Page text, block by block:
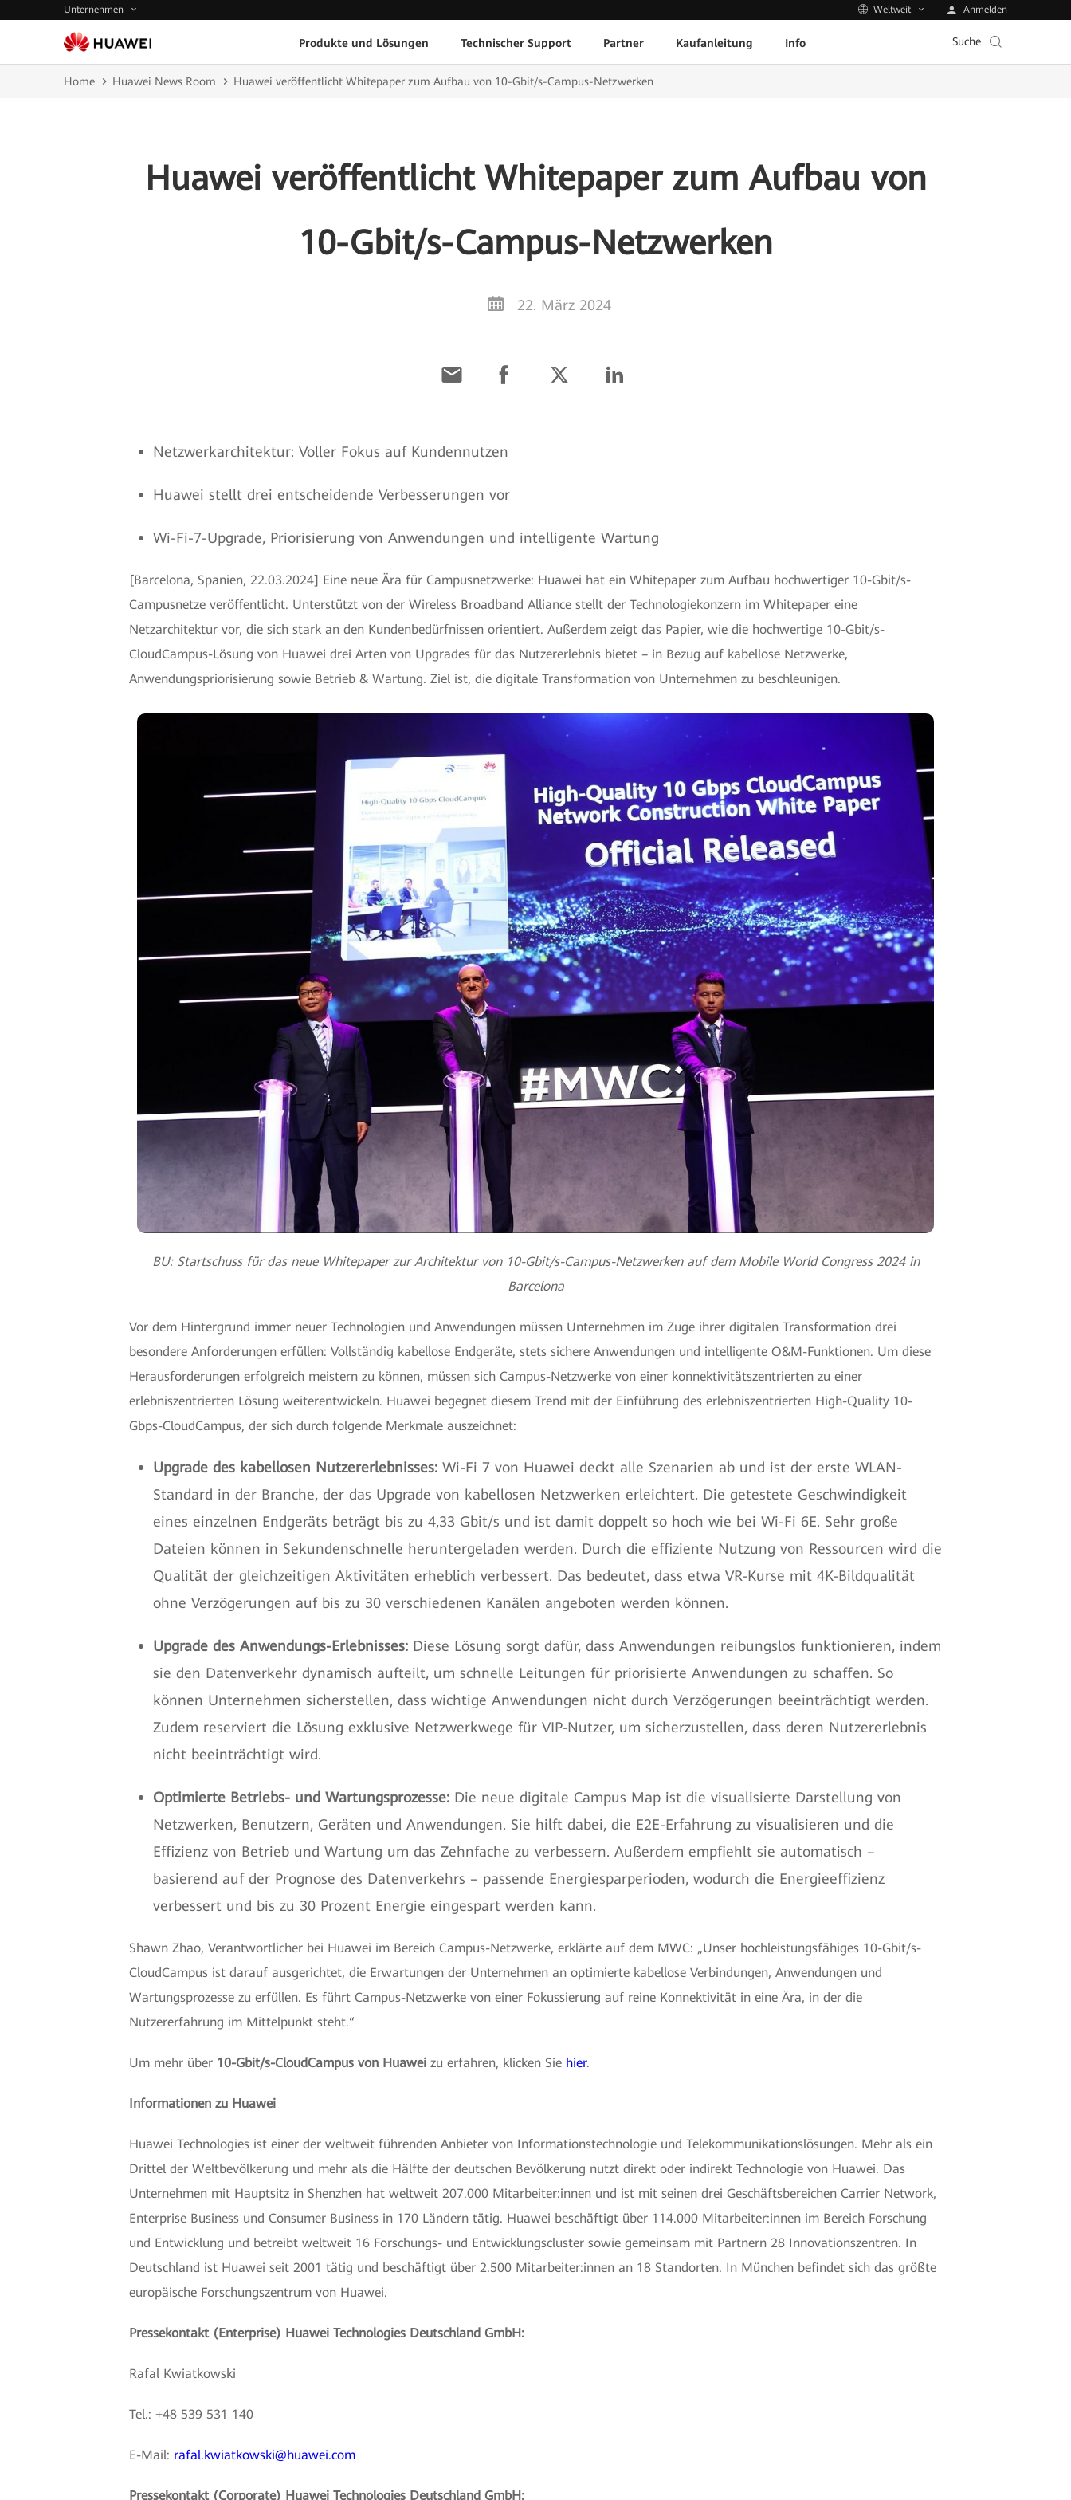
Unternehmen Weltweit Anmelden
Produkte und Lösungen Technischer Support Partner Kaufanleitung Info Suche
Home Huawei News Room Huawei veröffentlicht Whitepaper zum Aufbau von 10-Gbit/s-Campus-Netzwerken
Huawei veröffentlicht Whitepaper zum Aufbau von
10-Gbit/s-Campus-Netzwerken
22. März 2024
Netzwerkarchitektur: Voller Fokus auf Kundennutzen
Huawei stellt drei entscheidende Verbesserungen vor
Wi-Fi-7-Upgrade, Priorisierung von Anwendungen und intelligente Wartung
[Barcelona, Spanien, 22.03.2024] Eine neue Ära für Campusnetzwerke: Huawei hat ein Whitepaper zum Aufbau hochwertiger 10-Gbit/s-
Campusnetze veröffentlicht. Unterstützt von der Wireless Broadband Alliance stellt der Technologiekonzern im Whitepaper eine
Netzarchitektur vor, die sich stark an den Kundenbedürfnissen orientiert. Außerdem zeigt das Papier, wie die hochwertige 10-Gbit/s-
CloudCampus-Lösung von Huawei drei Arten von Upgrades für das Nutzererlebnis bietet – in Bezug auf kabellose Netzwerke,
Anwendungspriorisierung sowie Betrieb & Wartung. Ziel ist, die digitale Transformation von Unternehmen zu beschleunigen.
BU: Startschuss für das neue Whitepaper zur Architektur von 10-Gbit/s-Campus-Netzwerken auf dem Mobile World Congress 2024 in
Barcelona
Vor dem Hintergrund immer neuer Technologien und Anwendungen müssen Unternehmen im Zuge ihrer digitalen Transformation drei
besondere Anforderungen erfüllen: Vollständig kabellose Endgeräte, stets sichere Anwendungen und intelligente O&M-Funktionen. Um diese
Herausforderungen erfolgreich meistern zu können, müssen sich Campus-Netzwerke von einer konnektivitätszentrierten zu einer
erlebniszentrierten Lösung weiterentwickeln. Huawei begegnet diesem Trend mit der Einführung des erlebniszentrierten High-Quality 10-
Gbps-CloudCampus, der sich durch folgende Merkmale auszeichnet:
Upgrade des kabellosen Nutzererlebnisses: Wi-Fi 7 von Huawei deckt alle Szenarien ab und ist der erste WLAN-
Standard in der Branche, der das Upgrade von kabellosen Netzwerken erleichtert. Die getestete Geschwindigkeit
eines einzelnen Endgeräts beträgt bis zu 4,33 Gbit/s und ist damit doppelt so hoch wie bei Wi-Fi 6E. Sehr große
Dateien können in Sekundenschnelle heruntergeladen werden. Durch die effiziente Nutzung von Ressourcen wird die
Qualität der gleichzeitigen Aktivitäten erheblich verbessert. Das bedeutet, dass etwa VR-Kurse mit 4K-Bildqualität
ohne Verzögerungen auf bis zu 30 verschiedenen Kanälen angeboten werden können.
Upgrade des Anwendungs-Erlebnisses: Diese Lösung sorgt dafür, dass Anwendungen reibungslos funktionieren, indem
sie den Datenverkehr dynamisch aufteilt, um schnelle Leitungen für priorisierte Anwendungen zu schaffen. So
können Unternehmen sicherstellen, dass wichtige Anwendungen nicht durch Verzögerungen beeinträchtigt werden.
Zudem reserviert die Lösung exklusive Netzwerkwege für VIP-Nutzer, um sicherzustellen, dass deren Nutzererlebnis
nicht beeinträchtigt wird.
Optimierte Betriebs- und Wartungsprozesse: Die neue digitale Campus Map ist die visualisierte Darstellung von
Netzwerken, Benutzern, Geräten und Anwendungen. Sie hilft dabei, die E2E-Erfahrung zu visualisieren und die
Effizienz von Betrieb und Wartung um das Zehnfache zu verbessern. Außerdem empfiehlt sie automatisch –
basierend auf der Prognose des Datenverkehrs – passende Energiesparperioden, wodurch die Energieeffizienz
verbessert und bis zu 30 Prozent Energie eingespart werden kann.
Shawn Zhao, Verantwortlicher bei Huawei im Bereich Campus-Netzwerke, erklärte auf dem MWC: „Unser hochleistungsfähiges 10-Gbit/s-
CloudCampus ist darauf ausgerichtet, die Erwartungen der Unternehmen an optimierte kabellose Verbindungen, Anwendungen und
Wartungsprozesse zu erfüllen. Es führt Campus-Netzwerke von einer Fokussierung auf reine Konnektivität in eine Ära, in der die
Nutzererfahrung im Mittelpunkt steht.“
Um mehr über 10-Gbit/s-CloudCampus von Huawei zu erfahren, klicken Sie hier.
Informationen zu Huawei
Huawei Technologies ist einer der weltweit führenden Anbieter von Informationstechnologie und Telekommunikationslösungen. Mehr als ein
Drittel der Weltbevölkerung und mehr als die Hälfte der deutschen Bevölkerung nutzt direkt oder indirekt Technologie von Huawei. Das
Unternehmen mit Hauptsitz in Shenzhen hat weltweit 207.000 Mitarbeiter:innen und ist mit seinen drei Geschäftsbereichen Carrier Network,
Enterprise Business und Consumer Business in 170 Ländern tätig. Huawei beschäftigt über 114.000 Mitarbeiter:innen im Bereich Forschung
und Entwicklung und betreibt weltweit 16 Forschungs- und Entwicklungscluster sowie gemeinsam mit Partnern 28 Innovationszentren. In
Deutschland ist Huawei seit 2001 tätig und beschäftigt über 2.500 Mitarbeiter:innen an 18 Standorten. In München befindet sich das größte
europäische Forschungszentrum von Huawei.
Pressekontakt (Enterprise) Huawei Technologies Deutschland GmbH:
Rafal Kwiatkowski
Tel.: +48 539 531 140
E-Mail: rafal.kwiatkowski@huawei.com
Pressekontakt (Corporate) Huawei Technologies Deutschland GmbH: